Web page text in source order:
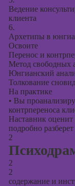
Ведение
клиента
6.
Архетипы в
Освоите
Перенос и
Метод свободных
Юнгианский
Толкование
На практике
• Вы
контрпереноса
Наставник оценит
подробно
2
2
2
содержание и